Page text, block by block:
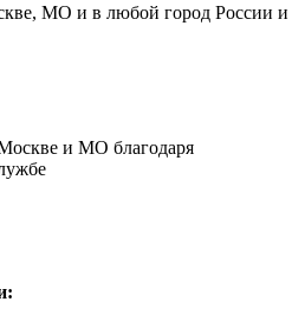
МО и в любой город России и
и МО благодаря